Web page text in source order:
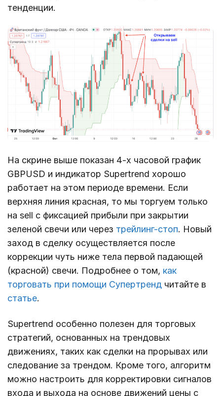
тенденции.
На скрине выше показан 4-х часовой график
GBPUSD и индикатор Supertrend хорошо
работает на этом периоде времени. Если
верхняя линия красная, то мы торгуем только
на sell с фиксацией прибыли при закрытии
зеленой свечи или через трейлинг-стоп. Новый
заход в сделку осуществляется после
коррекции чуть ниже тела первой падающей
(красной) свечи. Подробнее о том, как
торговать при помощи Супертренд читайте в
статье.
Supertrend особенно полезен для торговых
стратегий, основанных на трендовых
движениях, таких как сделки на прорывах или
следование за трендом. Кроме того, алгоритм
можно настроить для корректировки сигналов
входа и выхода на основе движений цены с